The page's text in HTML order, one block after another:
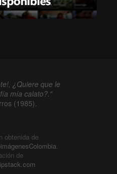
¿Quiere que le
mía calato?."
(1985).
obtenida de
.
de
ipstack.com